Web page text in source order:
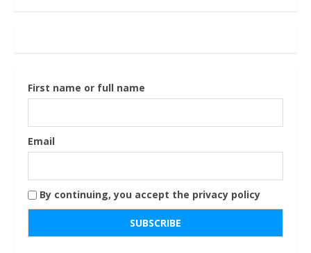
First name or full name
Email
By continuing, you accept the privacy policy